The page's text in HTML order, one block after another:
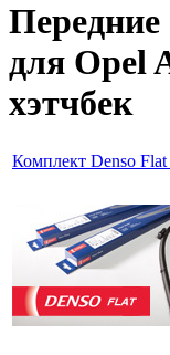
Передние
для Opel
хэтчбек
Комплект Denso